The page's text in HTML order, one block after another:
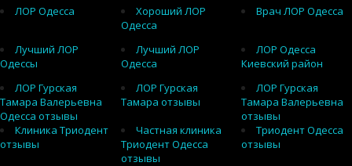
ЛОР Одесса
Хороший ЛОР
Одесса
Врач ЛОР Одесса
Лучший ЛОР
Одессы
Лучший ЛОР
Одесса
ЛОР Одесса
Киевский район
ЛОР Гурская
Тамара Валерьевна
Одесса отзывы
ЛОР Гурская
Тамара отзывы
ЛОР Гурская
Тамара Валерьевна
отзывы
Клиника Триодент
отзывы
Частная клиника
Триодент Одесса
отзывы
Триодент Одесса
отзывы